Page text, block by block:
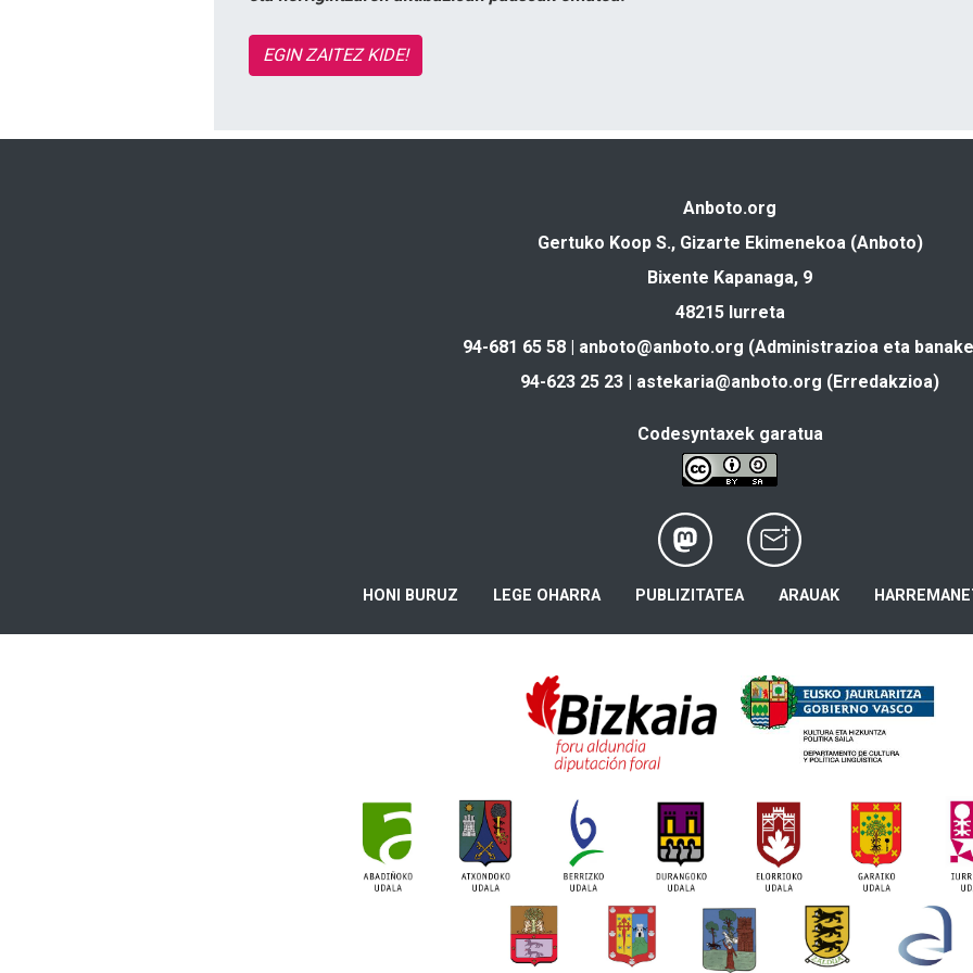
EGIN ZAITEZ KIDE!
Anboto.org
Gertuko Koop S., Gizarte Ekimenekoa (Anboto)
Bixente Kapanaga, 9
48215 Iurreta
94-681 65 58 | anboto@anboto.org (Administrazioa eta
94-623 25 23 | astekaria@anboto.org (Erredakzioa)
Codesyntaxek garatua
HONI BURUZ LEGE OHARRA PUBLIZITATEA ARAUAK